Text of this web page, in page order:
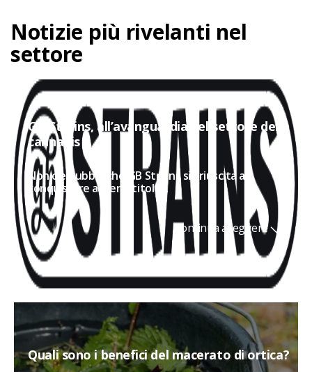
Notizie più rivelanti nel
settore
GB Strains, all’avanguardia nel settore della
cannabis
Non c'è dubbio che GB Strains sia riuscita a
conquistare a pieno titolo...
Continua a leggere
Quali sono i benefici del macerato di ortica?